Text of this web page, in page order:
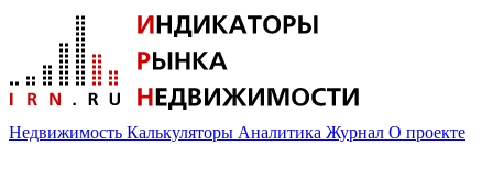
Недвижимость Калькуляторы Аналитика Журнал О проекте